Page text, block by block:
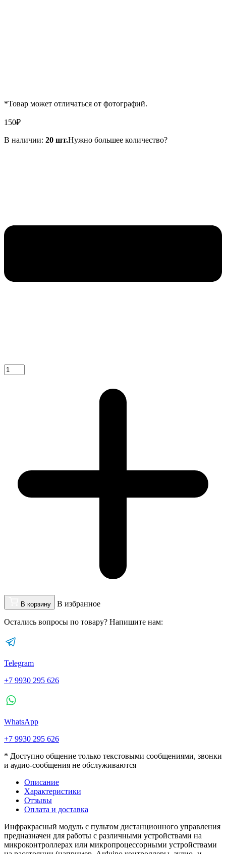
*Товар может отличаться от фотографий.
150₽
В наличии: 20 шт.Нужно большее количество?
В корзину В избранное
Остались вопросы по товару? Напишите нам:
Telegram
+7 9930 295 626
WhatsApp
+7 9930 295 626
* Доступно общение только текстовыми сообщениями, звонки
и аудио-сообщения не обслуживаются
Описание
Характеристики
Отзывы
Оплата и доставка
Инфракрасный модуль с пультом дистанционного управления
предназначен для работы с различными устройствами на
микроконтроллерах или микропроцессорными устройствами